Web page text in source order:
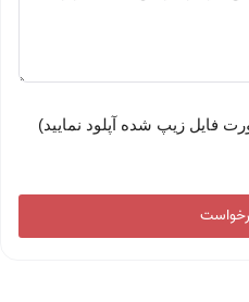
فایل زیپ شده آپلود نمایید)